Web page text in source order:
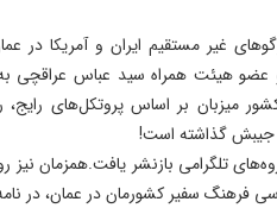
غیر مستقیم ایران و آمریکا در
و عضو هیئت همراه سید عباس
میزبان بر اساس پروتکل‌های رایج،
جیبش گذاشته است!
تلگرامی بازنشر یافت.همزمان نیز
سفیر کشورمان در عمان، در